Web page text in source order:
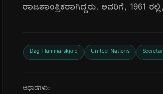
ರಾಜತಾಂತ್ರಿಕರಾಗಿದ್ದರು. ಅವರಿಗೆ, 1961
Dag Hammarskjöld United Nations
ಆಧಾರಗಳು: